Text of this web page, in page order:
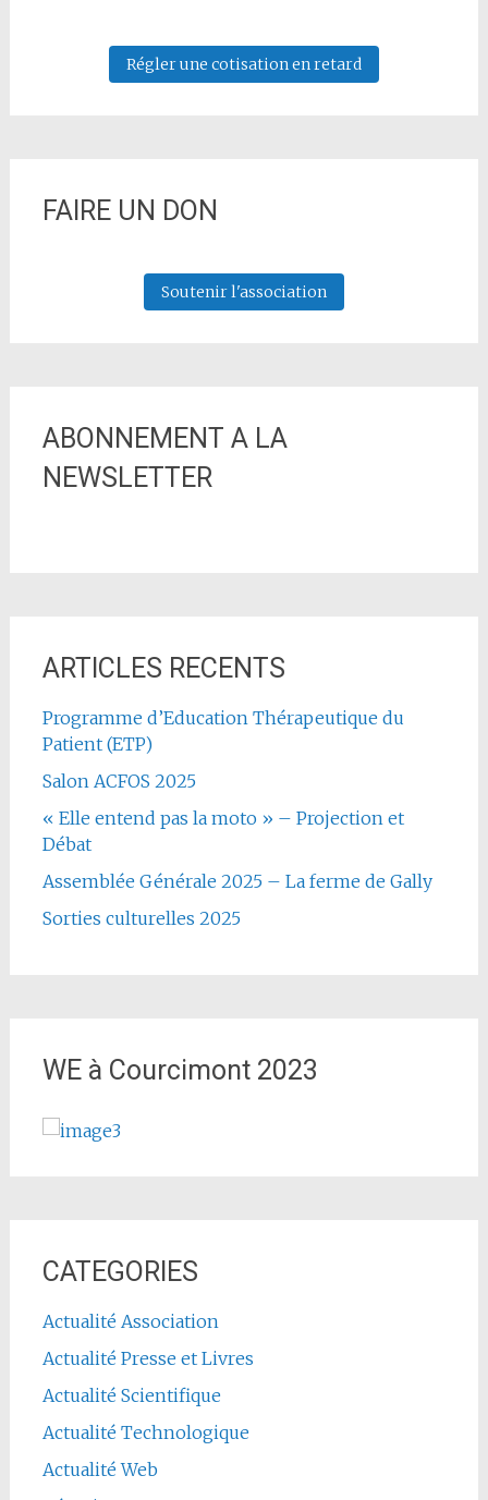
Régler une cotisation en retard
FAIRE UN DON
Soutenir l'association
ABONNEMENT A LA
NEWSLETTER
ARTICLES RECENTS
Programme d’Education Thérapeutique du
Patient (ETP)
Salon ACFOS 2025
« Elle entend pas la moto » – Projection et
Débat
Assemblée Générale 2025 – La ferme de Gally
Sorties culturelles 2025
WE à Courcimont 2023
CATEGORIES
Actualité Association
Actualité Presse et Livres
Actualité Scientifique
Actualité Technologique
Actualité Web